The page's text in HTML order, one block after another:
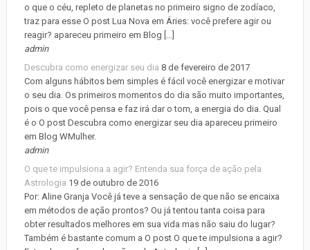
o que o céu, repleto de planetas no primeiro signo de zodíaco,
traz para esse O post Lua Nova em Áries: você prefere agir ou
reagir? apareceu primeiro em Blog […]
admin
Descubra como energizar seu dia 8 de fevereiro de 2017
Com alguns hábitos bem simples é fácil você energizar e motivar
o seu dia. Os primeiros momentos do dia são muito importantes,
pois o que você pensa e faz irá dar o tom, a energia do dia. Qual
é o O post Descubra como energizar seu dia apareceu primeiro
em Blog WMulher.
admin
O que te impulsiona a agir? Entenda sua força de ação pela
Astrologia 19 de outubro de 2016
Por: Aline Granja Você já teve a sensação de que não se encaixa
em métodos de ação prontos? Ou já tentou tanta coisa para
obter resultados melhores em sua vida mas não saiu do lugar?
Também é bastante comum a O post O que te impulsiona a agir?